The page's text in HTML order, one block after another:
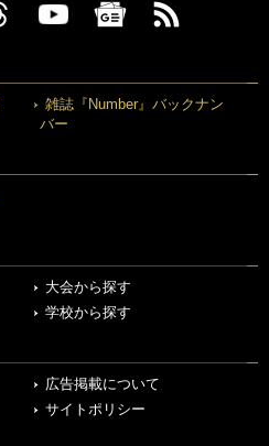
雑誌『Number』バックナン
バー
大会から探す
学校から探す
広告掲載について
サイトポリシー